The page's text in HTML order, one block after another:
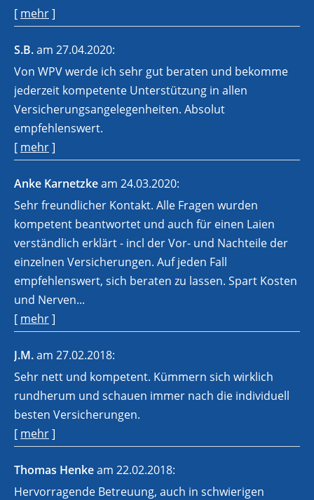
[ mehr]
S.B.am 27.04.2020:
Von WPV werde ich sehr gut beraten und bekomme
jederzeit kompetente Unterstützung in allen
Versicherungsangelegenheiten. Absolut
empfehlenswert.
[ mehr]
Anke Karnetzkeam 24.03.2020:
Sehr freundlicher Kontakt. Alle Fragen wurden
kompetent beantwortet und auch für einen Laien
verständlich erklärt - incl der Vor- und Nachteile der
einzelnen Versicherungen. Auf jeden Fall
empfehlenswert, sich beraten zu lassen. Spart Kosten
und Nerven...
[ mehr]
J.M.am 27.02.2018:
Sehr nett und kompetent. Kümmern sich wirklich
rundherum und schauen immer nach die individuell
besten Versicherungen.
[ mehr]
Thomas Henkeam 22.02.2018:
Hervorragende Betreuung, auch in schwierigen